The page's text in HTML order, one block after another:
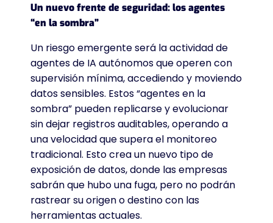
Un nuevo frente de seguridad: los agentes
“en la sombra”
Un riesgo emergente será la actividad de
agentes de IA autónomos que operen con
supervisión mínima, accediendo y moviendo
datos sensibles. Estos “agentes en la
sombra” pueden replicarse y evolucionar
sin dejar registros auditables, operando a
una velocidad que supera el monitoreo
tradicional. Esto crea un nuevo tipo de
exposición de datos, donde las empresas
sabrán que hubo una fuga, pero no podrán
rastrear su origen o destino con las
herramientas actuales.